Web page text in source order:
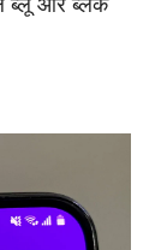
ब्लू और ब्लैक